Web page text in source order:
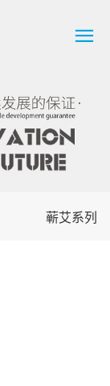
蕲艾系列